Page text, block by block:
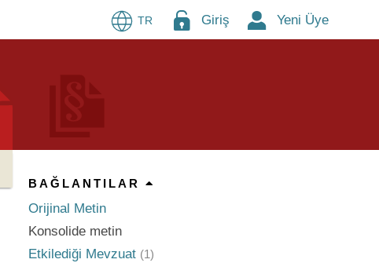
TR Giriş Yeni Üye
BAĞLANTILAR
Orijinal Metin
Konsolide metin
Etkilediği Mevzuat (1)